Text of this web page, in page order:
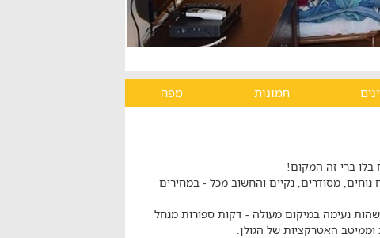
תמונות מפה
בלו ברי זה המקום!
קצרין מחכים לכם 10 חדרי אירוח נוחים, מסודרים, נקיים והחשוב מכל - במחירים
נעימה במיקום מעולה - דקות ספורות מנחל